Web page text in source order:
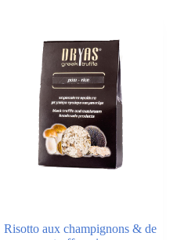
Risotto aux champignons & de